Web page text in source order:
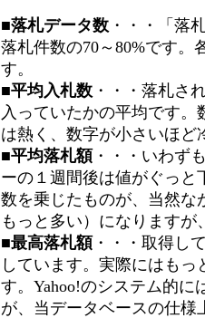
■落札データ数 ・・・「落
落札件数の70～80%です。
す。
■平均入札数 ・・・落札さ
入っていたかの平均です
は熱く、数字が小さいほど
■平均落札額 ・・・いわず
ーの１週間後は値がぐっと
数を乗じたものが、当然な
もっと多い）になります
■最高落札額 ・・・取得し
しています。実際にはも
す。Yahoo!のシステム的に
が、当データベースの仕様